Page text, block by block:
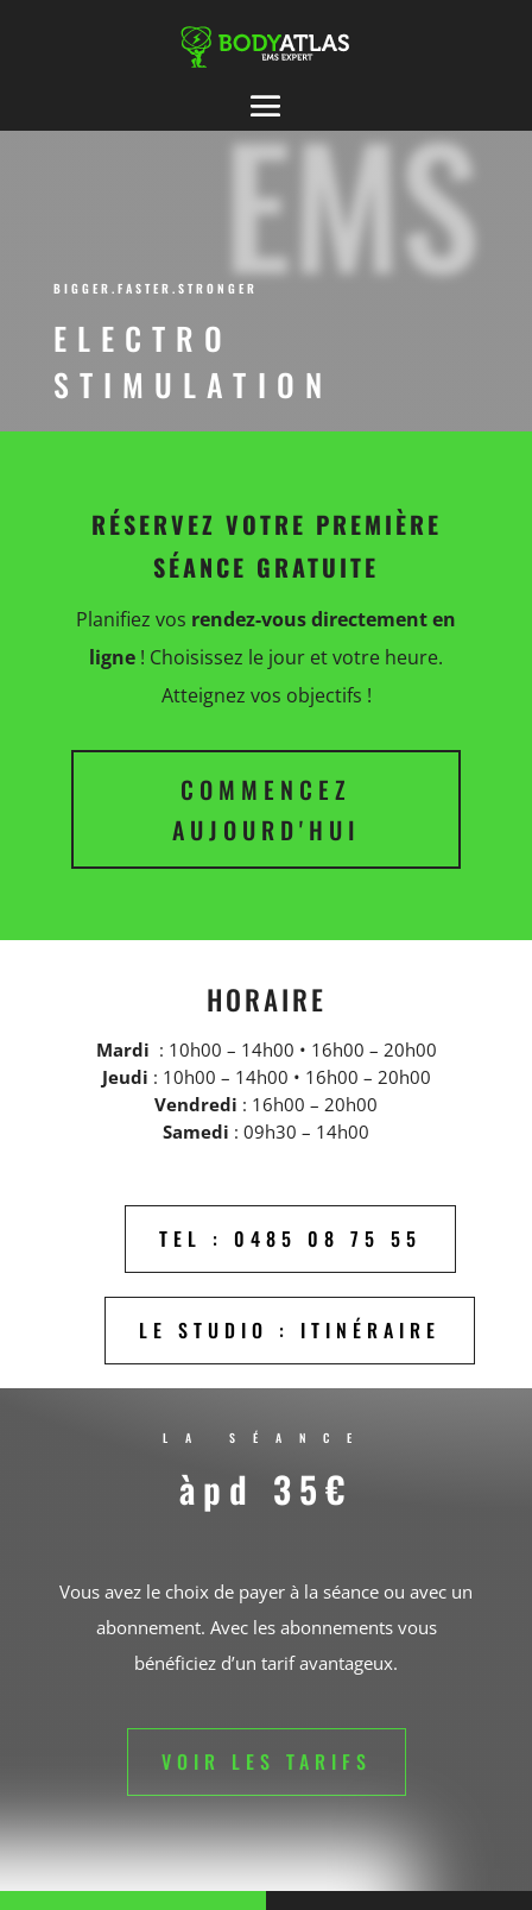
EMS
BIGGER.FASTER.STRONGER
ELECTRO
STIMULATION
RÉSERVEZ VOTRE PREMIÈRE
SÉANCE GRATUITE
Planifiez vos rendez-vous directement en
ligne ! Choisissez le jour et votre heure.
Atteignez vos objectifs !
COMMENCEZ
AUJOURD'HUI
HORAIRE
Mardi : 10h00 – 14h00 • 16h00 – 20h00
Jeudi : 10h00 – 14h00 • 16h00 – 20h00
Vendredi : 16h00 – 20h00
Samedi : 09h30 – 14h00
TEL : 0485 08 75 55
LE STUDIO : ITINÉRAIRE
LA SÉANCE
àpd 35€
Vous avez le choix de payer à la séance ou avec un
abonnement. Avec les abonnements vous
bénéficiez d’un tarif avantageux.
VOIR LES TARIFS